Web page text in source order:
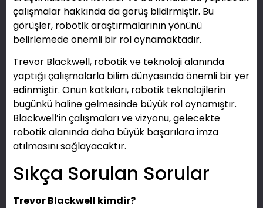
çalışmalar hakkında da görüş bildirmiştir. Bu
görüşler, robotik araştırmalarının yönünü
belirlemede önemli bir rol oynamaktadır.
Trevor Blackwell, robotik ve teknoloji alanında
yaptığı çalışmalarla bilim dünyasında önemli bir yer
edinmiştir. Onun katkıları, robotik teknolojilerin
bugünkü haline gelmesinde büyük rol oynamıştır.
Blackwell’in çalışmaları ve vizyonu, gelecekte
robotik alanında daha büyük başarılara imza
atılmasını sağlayacaktır.
Sıkça Sorulan Sorular
Trevor Blackwell kimdir?